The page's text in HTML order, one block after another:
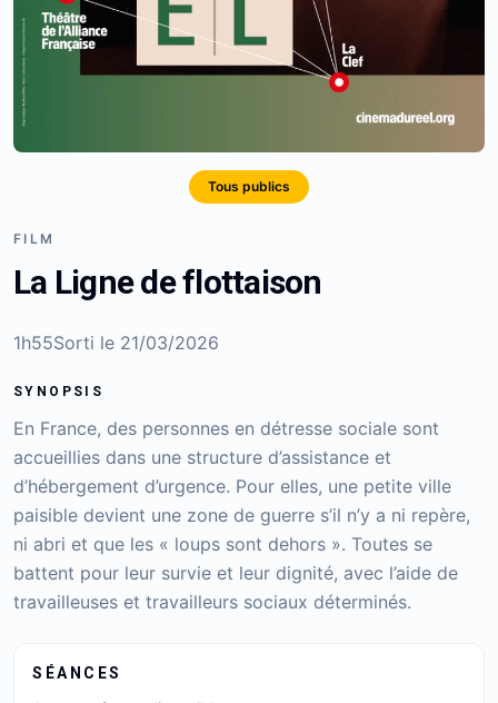
Tous publics
SÉANCES
FILM
La Ligne de flottaison
1h55Sorti le 21/03/2026
SYNOPSIS
En France, des personnes en détresse sociale sont
accueillies dans une structure d’assistance et
d’hébergement d’urgence. Pour elles, une petite ville
paisible devient une zone de guerre s’il n’y a ni repère,
ni abri et que les « loups sont dehors ». Toutes se
battent pour leur survie et leur dignité, avec l’aide de
travailleuses et travailleurs sociaux déterminés.